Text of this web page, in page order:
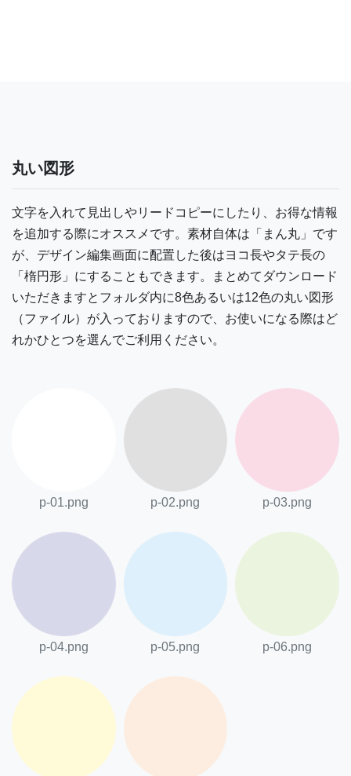
丸い図形
文字を入れて見出しやリードコピーにしたり、お得な情報
を追加する際にオススメです。素材自体は「まん丸」です
が、デザイン編集画面に配置した後はヨコ長やタテ長の
「楕円形」にすることもできます。まとめてダウンロード
いただきますとフォルダ内に8色あるいは12色の丸い図形
（ファイル）が入っておりますので、お使いになる際はど
れかひとつを選んでご利用ください。
p-01.png p-02.png p-03.png
p-04.png p-05.png p-06.png